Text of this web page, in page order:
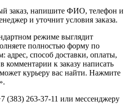
заказ, напишите ФИО, телефон и
и уточнит условия заказа.
режиме выглядит
полностью форму по
адрес, способ доставки, оплаты,
комментарии к заказу написать
курьеру вас найти. Нажмите
(383) 263-37-11 или мессенджеру